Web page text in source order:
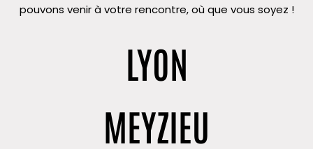
pouvons venir à votre rencontre, où que vous soyez !
LYON
MEYZIEU